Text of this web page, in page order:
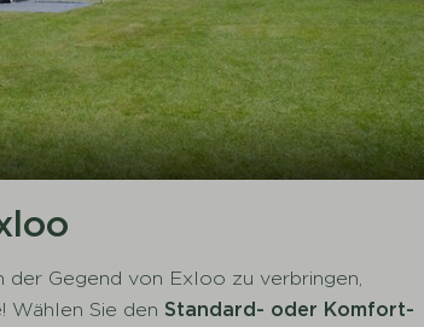
der Gegend von Exloo zu verbringen,
Sie den Standard- oder Komfort-